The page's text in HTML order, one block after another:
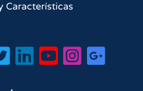
Características